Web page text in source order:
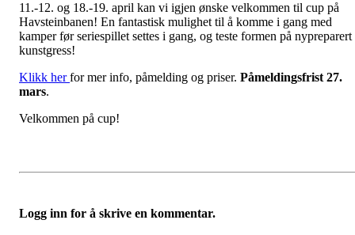
11.-12. og 18.-19. april kan vi igjen ønske velkommen til cup på
Havsteinbanen! En fantastisk mulighet til å komme i gang med
kamper før seriespillet settes i gang, og teste formen på nypreparert
kunstgress!
Klikk herfor mer info, påmelding og priser. Påmeldingsfrist 27.
mars.
Velkommen på cup!
Logg inn for å skrive en kommentar.